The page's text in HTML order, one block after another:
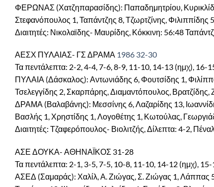
ΦΕΡΩΝΑΣ (Χατζηπαρασίδης): Παπαδημητρίου,
Στεφανόπουλος 1, Ταπάντζης 8, Τζωρτζίνης,
Διαιτητές: Νικολαϊδης- Μαυρίδης, Κόκκινη: 56:48
ΑΕΣΧ ΠΥΛΑΙΑΣ- ΓΣ ΔΡΑΜΑ 1986 32-30
Τα πεντάλεπτα: 2-2, 4-4, 7-6, 8-9, 11-10, 14-13 (ημχ),
ΠΥΛΑΙΑ (Δάσκαλος): Αντωνιάδης 6, Φουτσίδης 1,
Τσελεγγίδης 2, Σκαρπάρης, Διαμαντόπουλος,
ΔΡΑΜΑ (Βαλαβάνης): Μεσσίνης 6, Λαζαρίδης 13,
Βασλής 1, Χρηστίδης 1, Λογοθέτης 1, Κωτούλας,
Διαιτητές: Τζαφερόπουλος- Βιολιτζής, Δίλεπτα: 4-2,
ΑΣΕ ΔΟΥΚΑ- ΑΘΗΝΑΪΚΟΣ 31-28
Τα πεντάλεπτα: 2-1, 3-5, 7-5, 10-8, 11-10, 14-12 (ημχ),
ΑΣΕΔ (Σαμαράς): Χαλίλ, Α. Ζιώγας, Σ. Ζιώγας 1, Λάππας